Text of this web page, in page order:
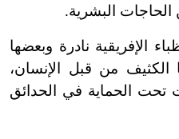
الحاجات البشرية.
الإفريقية نادرة وبعضها
من قبل الإنسان،
الحماية في الحدائق